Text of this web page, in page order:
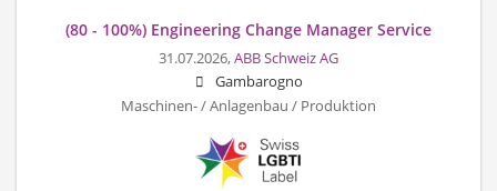
(80 - 100%) Engineering Change Manager Service
31.07.2026,ABB Schweiz AG
Gambarogno
Maschinen- / Anlagenbau / Produktion